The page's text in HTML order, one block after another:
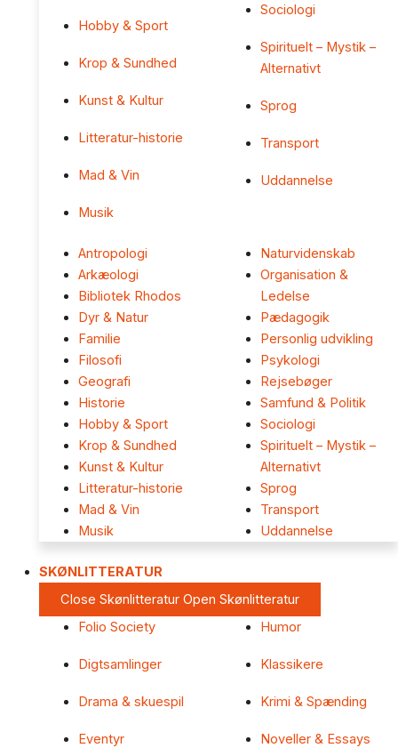
Hobby & Sport
Krop & Sundhed
Kunst & Kultur
Litteratur-historie
Mad & Vin
Musik
Sociologi
Spirituelt – Mystik –
Alternativt
Sprog
Transport
Uddannelse
Antropologi
Arkæologi
Bibliotek Rhodos
Dyr & Natur
Familie
Filosofi
Geografi
Historie
Hobby & Sport
Krop & Sundhed
Kunst & Kultur
Litteratur-historie
Mad & Vin
Musik
Naturvidenskab
Organisation &
Ledelse
Pædagogik
Personlig udvikling
Psykologi
Rejsebøger
Samfund & Politik
Sociologi
Spirituelt – Mystik –
Alternativt
Sprog
Transport
Uddannelse
SKØNLITTERATUR
Close Skønlitteratur Open Skønlitteratur
Folio Society
Digtsamlinger
Drama & skuespil
Eventyr
Humor
Klassikere
Krimi & Spænding
Noveller & Essays